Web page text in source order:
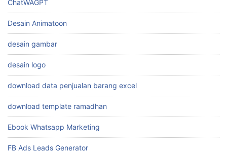
ChatWAGPT
Desain Animatoon
desain gambar
desain logo
download data penjualan barang excel
download template ramadhan
Ebook Whatsapp Marketing
FB Ads Leads Generator